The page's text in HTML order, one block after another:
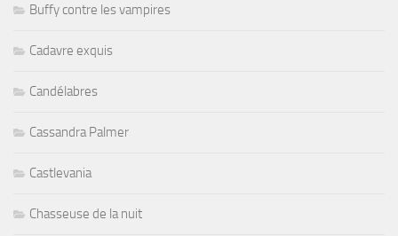
Buffy contre les vampires
Cadavre exquis
Candélabres
Cassandra Palmer
Castlevania
Chasseuse de la nuit